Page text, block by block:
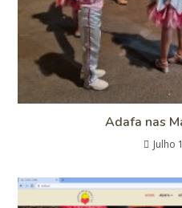
Adafa nas
Julho